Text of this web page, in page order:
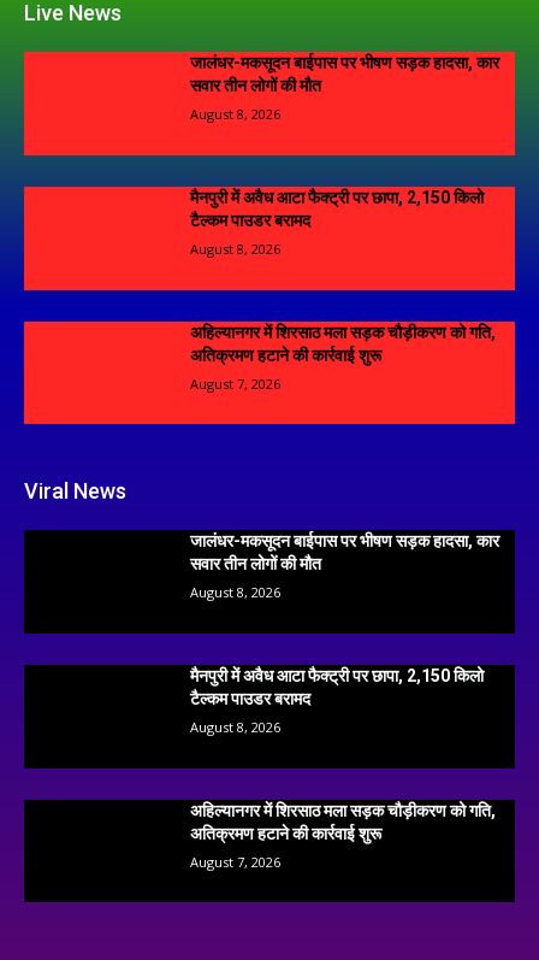
Live News
जालंधर-मकसूदन बाईपास पर भीषण सड़क हादसा, कार
सवार तीन लोगों की मौत
August 8, 2026
मैनपुरी में अवैध आटा फैक्ट्री पर छापा, 2,150 किलो
टैल्कम पाउडर बरामद
August 8, 2026
अहिल्यानगर में शिरसाठ मला सड़क चौड़ीकरण को गति,
अतिक्रमण हटाने की कार्रवाई शुरू
August 7, 2026
Viral News
जालंधर-मकसूदन बाईपास पर भीषण सड़क हादसा, कार
सवार तीन लोगों की मौत
August 8, 2026
मैनपुरी में अवैध आटा फैक्ट्री पर छापा, 2,150 किलो
टैल्कम पाउडर बरामद
August 8, 2026
अहिल्यानगर में शिरसाठ मला सड़क चौड़ीकरण को गति,
अतिक्रमण हटाने की कार्रवाई शुरू
August 7, 2026